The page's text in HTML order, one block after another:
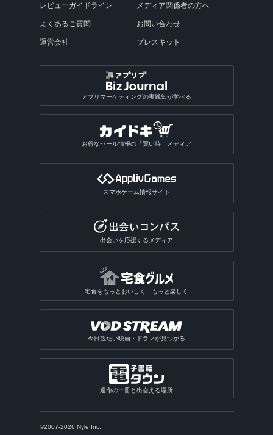
レビューガイドライン
よくあるご質問
運営会社
メディア関係者の方へ
お問い合わせ
プレスキット
アプリマーケティングの実践知が学べる
お得なセール情報の「買い時」メディア
スマホゲーム情報サイト
出会いを応援するメディア
宅食をもっとおいしく、もっと楽しく
今日観たい映画・ドラマが見つかる
運命の一冊と出会える場所
©2007-2026 Nyle Inc.